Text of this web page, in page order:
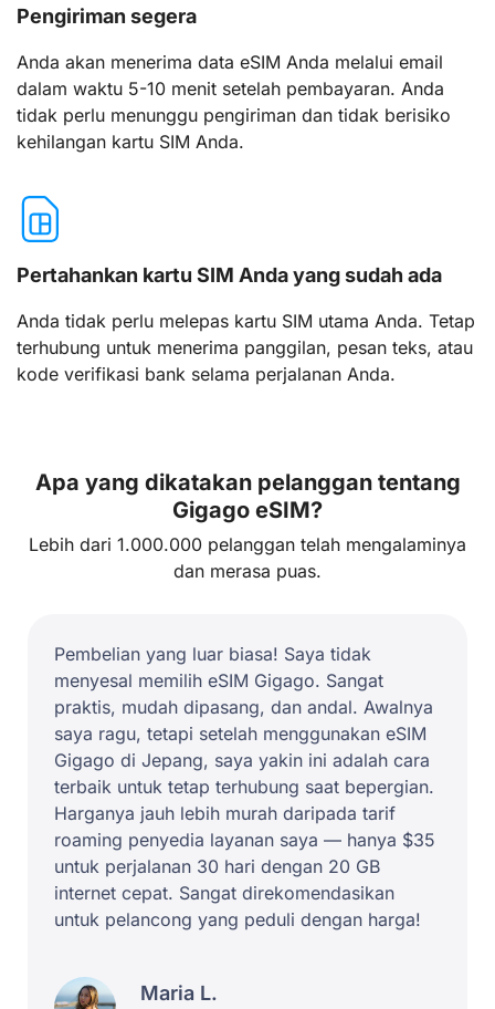
Pengiriman segera
Anda akan menerima data eSIM Anda melalui email
dalam waktu 5-10 menit setelah pembayaran. Anda
tidak perlu menunggu pengiriman dan tidak berisiko
kehilangan kartu SIM Anda.
Pertahankan kartu SIM Anda yang sudah ada
Anda tidak perlu melepas kartu SIM utama Anda. Tetap
terhubung untuk menerima panggilan, pesan teks, atau
kode verifikasi bank selama perjalanan Anda.
Apa yang dikatakan pelanggan tentang
Gigago eSIM?
Lebih dari 1.000.000 pelanggan telah mengalaminya
dan merasa puas.
Pembelian yang luar biasa! Saya tidak
menyesal memilih eSIM Gigago. Sangat
praktis, mudah dipasang, dan andal. Awalnya
saya ragu, tetapi setelah menggunakan eSIM
Gigago di Jepang, saya yakin ini adalah cara
terbaik untuk tetap terhubung saat bepergian.
Harganya jauh lebih murah daripada tarif
roaming penyedia layanan saya — hanya $35
untuk perjalanan 30 hari dengan 20 GB
internet cepat. Sangat direkomendasikan
untuk pelancong yang peduli dengan harga!
Maria L.